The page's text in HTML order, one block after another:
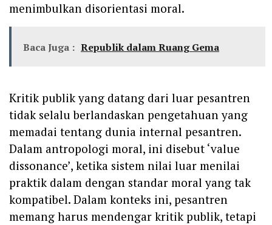
menimbulkan disorientasi moral.
Baca Juga : Republik dalam Ruang Gema
Kritik publik yang datang dari luar pesantren
tidak selalu berlandaskan pengetahuan yang
memadai tentang dunia internal pesantren.
Dalam antropologi moral, ini disebut ‘value
dissonance’, ketika sistem nilai luar menilai
praktik dalam dengan standar moral yang tak
kompatibel. Dalam konteks ini, pesantren
memang harus mendengar kritik publik, tetapi